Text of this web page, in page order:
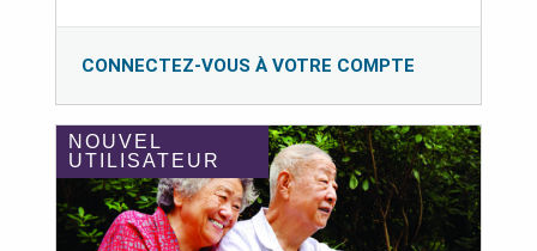
CONNECTEZ-VOUS À VOTRE COMPTE
NOUVEL
UTILISATEUR